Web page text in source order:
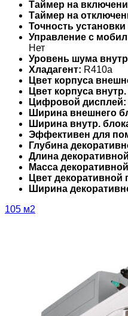
Таймер на
Таймер на
Точность
Управление c
Нет
Уровень шума
Хладагент: R410a
Цвет корпуса
Цвет корпуса
Цифровой дисплей:
Ширина внешнего
Ширина внутр.
Эффективен для
Глубина
Длина
Масса
Цвет декоративной
Ширина
105 м2